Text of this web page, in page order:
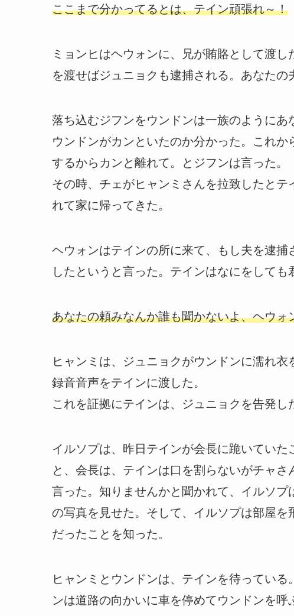
ここまで分かってるとは、テイン頑張れ～！
ミョンヒはヘウォンに、兄が賄賂として渡
を渡せばジュニョクも逮捕される。あなたの
落ち込むジフンをウンドンは一族のように
ウンドンがカンといたのか分かった。これ
するからカンと離れて。とジフンは言った。
その時、チェがヒャンミさんを拉致したと
れて家に帰ってきた。
ヘウォンはテインの所に来て、もし夫を逮
したというと言った。テインはなにをしても
あなたの頼みなんか誰も聞かないよ、ヘウォ
ヒャンミは、ジュニョクがウンドンに濡れ
録音音声をテインに渡した。
これを証拠にテインは、ジュニョクを告発し
イルソプは、昨日テインが会長に跪いてい
と、会長は、テインは口を割らないがチャ
言った。知りませんかと聞かれて、イルソ
の写真を見せた。そして、イルソプは部屋
だったことを知った。
ヒャンミとウンドンは、テインを待ってい
ンは道路の向かいに車を停めてウンドンを呼